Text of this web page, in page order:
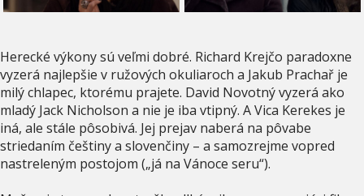
Herecké výkony sú veľmi dobré. Richard Krejčo paradoxne
vyzerá najlepšie v ružových okuliaroch a Jakub Prachař je
milý chlapec, ktorému prajete. David Novotný vyzerá ako
mladý Jack Nicholson a nie je iba vtipný. A Vica Kerekes je
iná, ale stále pôsobivá. Jej prejav naberá na pôvabe
striedaním češtiny a slovenčiny – a samozrejme vopred
nastreleným postojom („já na Vánoce seru“).